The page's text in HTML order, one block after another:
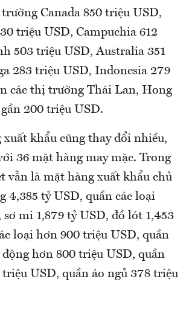
Canada 850 triệu USD,
triệu USD, Campuchia 612
503 triệu USD, Australia 351
283 triệu USD, Indonesia 279
các thị trường Thái Lan, Hong
200 triệu USD.
xuất khẩu cũng thay đổi nhiều,
36 mặt hàng may mặc. Trong
vẫn là mặt hàng xuất khẩu chủ
4,385 tỷ USD, quần các loại
sơ mi 1,879 tỷ USD, đồ lót 1,453
loại hơn 900 triệu USD, quần
động hơn 800 triệu USD, quần
USD, quần áo ngủ 378 triệu